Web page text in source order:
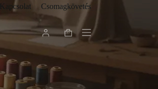
Kapcsolat Csomagkövetés
Shopping
cart